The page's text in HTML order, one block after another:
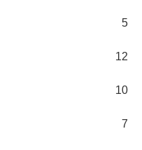
5
12
10
7